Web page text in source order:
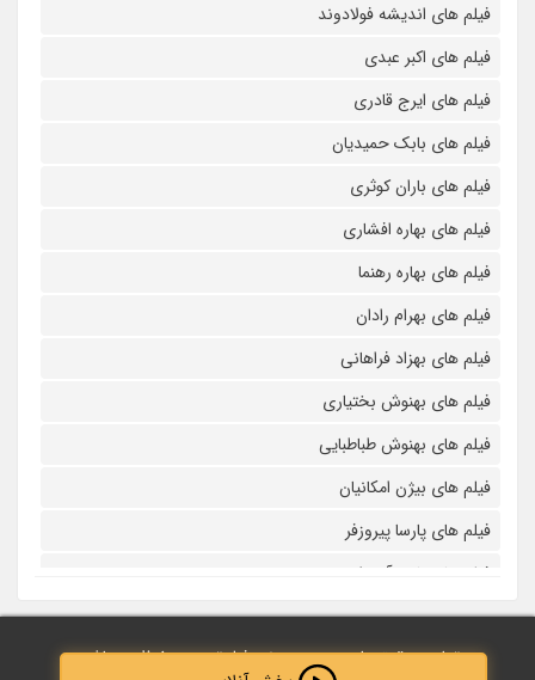
فیلم های اندیشه فولادوند
فیلم های اکبر عبدی
فیلم های ایرج قادری
فیلم های بابک حمیدیان
فیلم های باران کوثری
فیلم های بهاره افشاری
فیلم های بهاره رهنما
فیلم های بهرام رادان
فیلم های بهزاد فراهانی
فیلم های بهنوش بختیاری
فیلم های بهنوش طباطبایی
فیلم های بیژن امکانیان
فیلم های پارسا پیروزفر
فیلم های پانته آ بهرام
فیلم های پولاد کیمیایی
فیلم های پویا امینی
تمامی حقوق مادی و معنوی نزد فیلم‌ترین محفوظ می‌باشد.